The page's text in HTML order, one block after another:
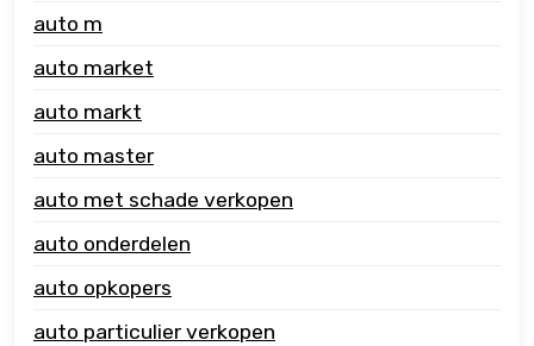
auto m
auto market
auto markt
auto master
auto met schade verkopen
auto onderdelen
auto opkopers
auto particulier verkopen